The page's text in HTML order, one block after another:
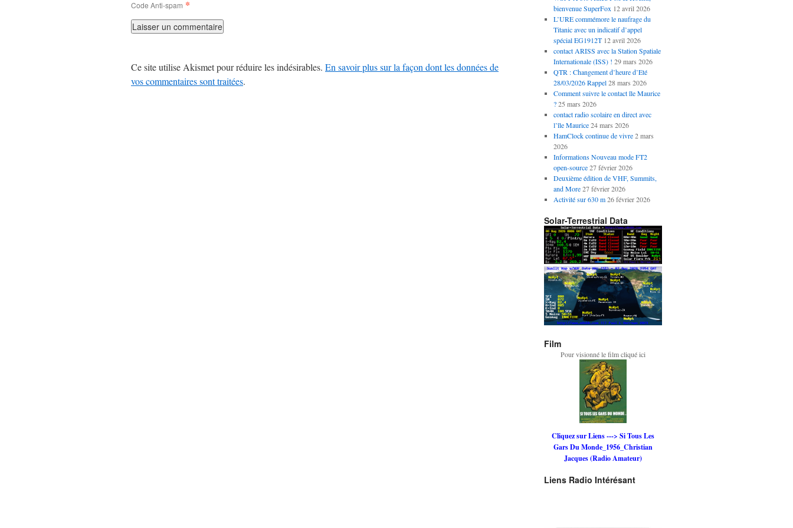
Code Anti-spam *
Ce site utilise Akismet pour réduire les indésirables. En savoir plus sur la façon dont les données de
vos commentaires sont traitées.
bienvenue SuperFox 12 avril 2026
L’URE commémore le naufrage du
Titanic avec un indicatif d’appel
spécial EG1912T 12 avril 2026
contact ARISS avec la Station Spatiale
Internationale (ISS) ! 29 mars 2026
QTR : Changement d’heure d’Eté
28/03/2026 Rappel 28 mars 2026
Comment suivre le contact île Maurice
? 25 mars 2026
contact radio scolaire en direct avec
l’île Maurice 24 mars 2026
HamClock continue de vivre 2 mars
2026
Informations Nouveau mode FT2
open-source 27 février 2026
Deuxième édition de VHF, Summits,
and More 27 février 2026
Activité sur 630 m 26 février 2026
Solar-Terrestrial Data
Film
Pour visionné le film cliqué ici
Cliquez sur Liens ---> Si Tous Les
Gars Du Monde_1956_Christian
Jacques (Radio Amateur)
Liens Radio Intérésant